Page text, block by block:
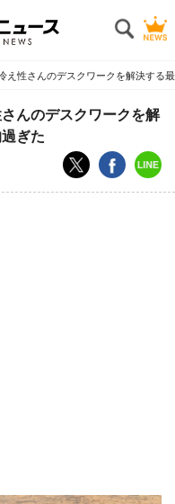
え性さんのデスクワークを解決する
んのデスクワークを解
ぎた